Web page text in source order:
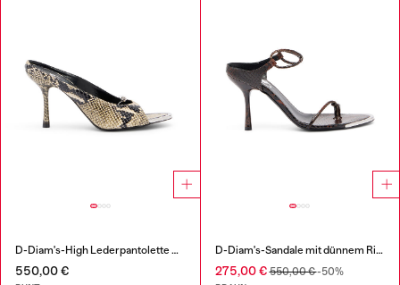
D-Diam's-High Lederpantolette mit schwebendem ovalem D
550,00 €
D-Diam's-Sandale mit dünnem Riemchen aus Leder in Krokoprägung
275,00 €550,00 €-50%